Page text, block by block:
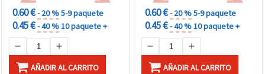
0.60 €- 20 %5-9 paquete
0.45 €- 40 %10 paquete +
AÑADIR AL CARRITO
0.60 €- 20 %5-9 paquete
0.45 €- 40 %10 paquete +
AÑADIR AL CARRITO